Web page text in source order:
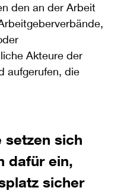
den an der Arbeit
Akteure der
aufgerufen, die
setzen sich
dafür ein,
sicher